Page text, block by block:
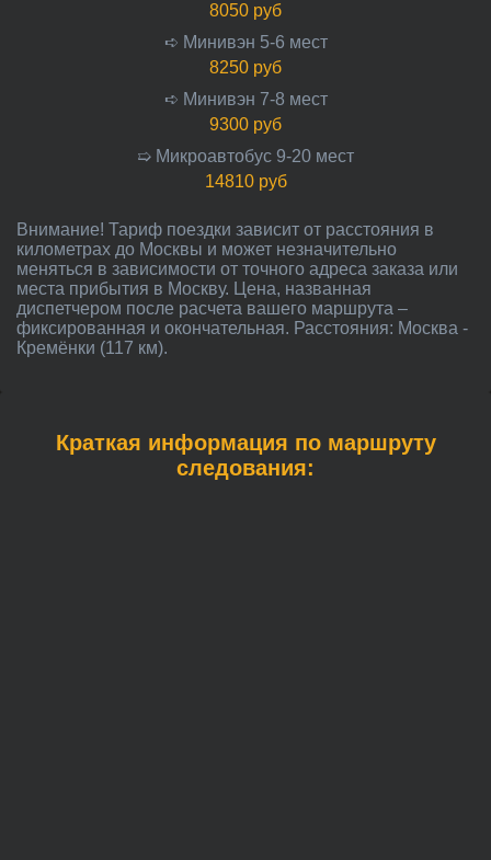
8050 руб
➪ Минивэн 5-6 мест
8250 руб
➪ Минивэн 7-8 мест
9300 руб
➯ Микроавтобус 9-20 мест
14810 руб
Внимание! Тариф поездки зависит от расстояния в
километрах до Москвы и может незначительно
меняться в зависимости от точного адреса заказа или
места прибытия в Москву. Цена, названная
диспетчером после расчета вашего маршрута –
фиксированная и окончательная. Расстояния: Москва -
Кремёнки (117 км).
Краткая информация по маршруту
следования: